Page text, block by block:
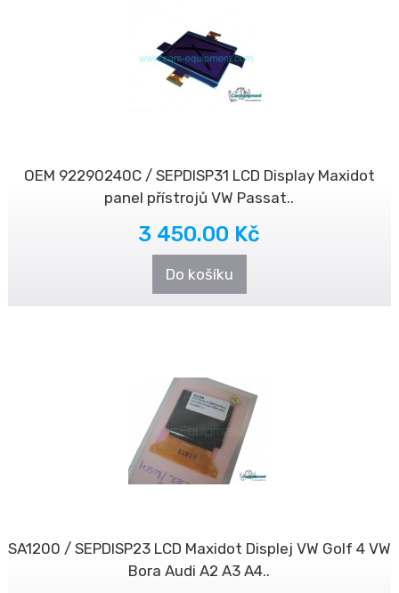
OEM 92290240C / SEPDISP31 LCD Display Maxidot
panel přístrojů VW Passat..
3 450.00 Kč
Do košíku
SA1200 / SEPDISP23 LCD Maxidot Displej VW Golf 4 VW
Bora Audi A2 A3 A4..